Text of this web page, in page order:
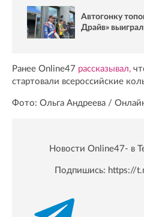
Автогонку
Драйв»
Ранее Online47 рассказывал,
стартовали всероссийские
Фото: Ольга Андреева /
Новости Online47- в
Подпишись: https://